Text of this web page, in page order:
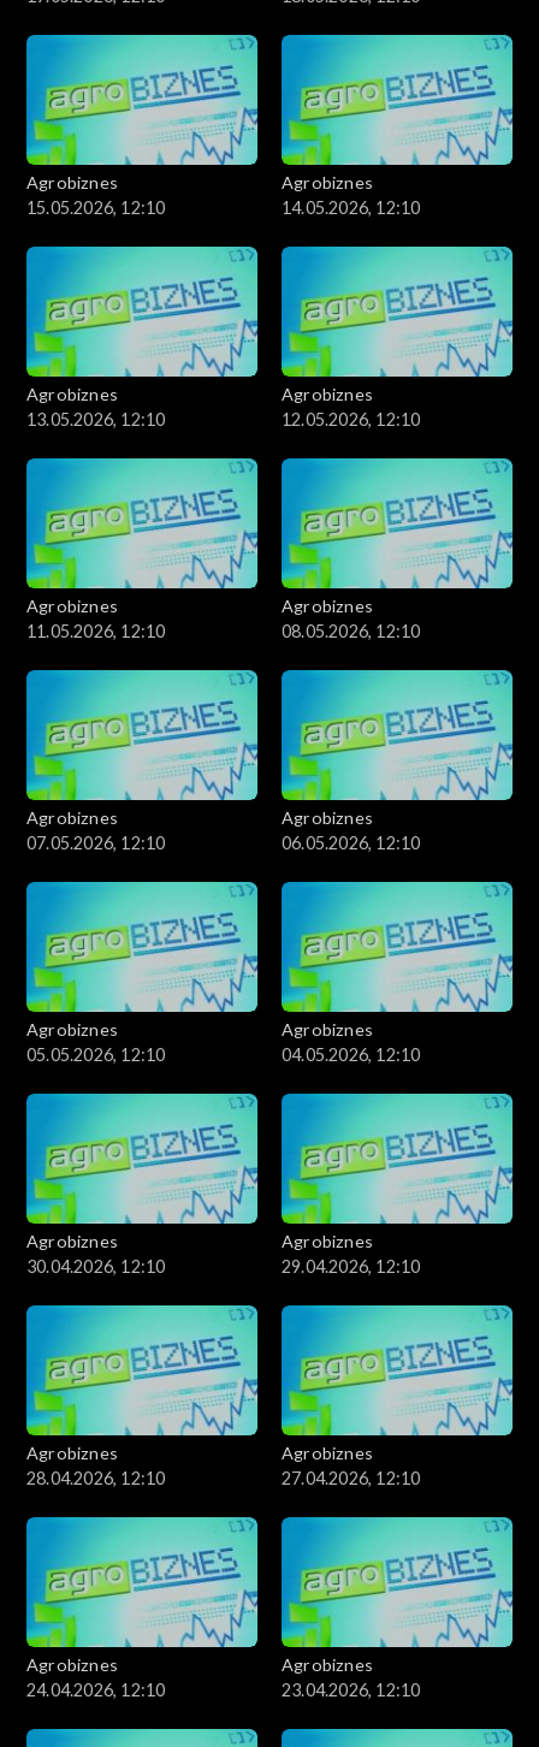
Agrobiznes
15.05.2026, 12:10
Agrobiznes
14.05.2026, 12:10
Agrobiznes
13.05.2026, 12:10
Agrobiznes
12.05.2026, 12:10
Agrobiznes
11.05.2026, 12:10
Agrobiznes
08.05.2026, 12:10
Agrobiznes
07.05.2026, 12:10
Agrobiznes
06.05.2026, 12:10
Agrobiznes
05.05.2026, 12:10
Agrobiznes
04.05.2026, 12:10
Agrobiznes
30.04.2026, 12:10
Agrobiznes
29.04.2026, 12:10
Agrobiznes
28.04.2026, 12:10
Agrobiznes
27.04.2026, 12:10
Agrobiznes
24.04.2026, 12:10
Agrobiznes
23.04.2026, 12:10